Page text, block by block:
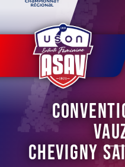
Chevigny